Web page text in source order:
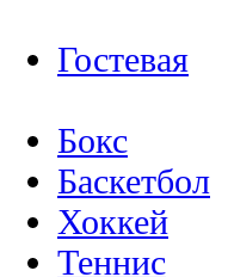
Гостевая
Бокс
Баскетбол
Хоккей
Теннис